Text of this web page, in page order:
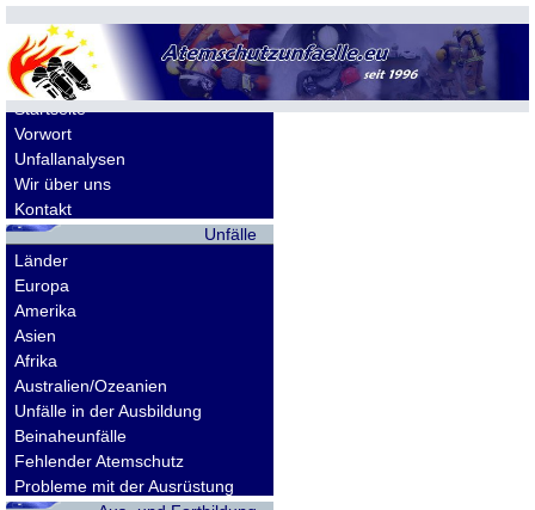
Allgemeines
Startseite
Vorwort
Unfallanalysen
Wir über uns
Kontakt
Unfälle
Länder
Europa
Amerika
Asien
Afrika
Australien/Ozeanien
Unfälle in der Ausbildung
Beinaheunfälle
Fehlender Atemschutz
Probleme mit der Ausrüstung